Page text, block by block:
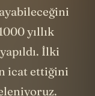
yıllık
İlki
icat ettiğini